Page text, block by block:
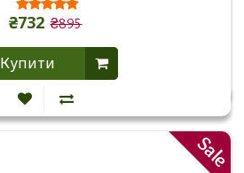
₴732 ₴895
Купити
Sale